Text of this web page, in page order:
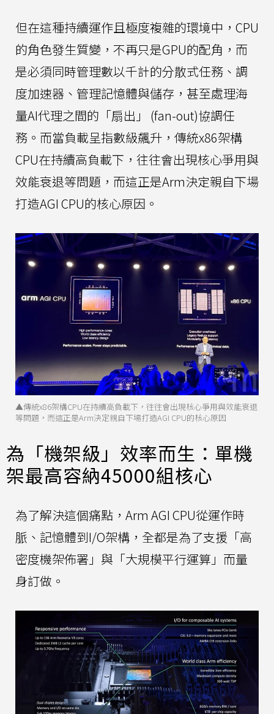
但在這種持續運作且極度複雜的環境中，CPU
的角色發生質變，不再只是GPU的配角，而
是必須同時管理數以千計的分散式任務、調
度加速器、管理記憶體與儲存，甚至處理海
量AI代理之間的「扇出」 (fan-out)協調任
務。而當負載呈指數級飆升，傳統x86架構
CPU在持續高負載下，往往會出現核心爭用與
效能衰退等問題，而這正是Arm決定親自下場
打造AGI CPU的核心原因。
▲傳統x86架構CPU在持續高負載下，往往會出現核心爭用與效能衰退
等問題，而這正是Arm決定親自下場打造AGI CPU的核心原因
為「機架級」效率而生：單機
架最高容納45000組核心
為了解決這個痛點，Arm AGI CPU從運作時
脈、記憶體到I/O架構，全都是為了支援「高
密度機架佈署」與「大規模平行運算」而量
身訂做。